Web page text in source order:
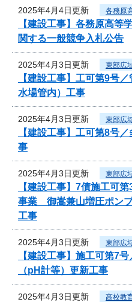
2025年4月4日更新 各務原
【建設工事】各務原高等
関する一般競争入札公告
2025年4月3日更新 東部広
【建設工事】工可第9号
水場管内）工事
2025年4月3日更新 東部広
【建設工事】工可第8号
事
2025年4月3日更新 東部広
【建設工事】7債施工可
事業 御嵩兼山増圧ポン
工事
2025年4月3日更新 東部広
【建設工事】施工可第7
（pH計等）更新工事
2025年4月3日更新 高校教